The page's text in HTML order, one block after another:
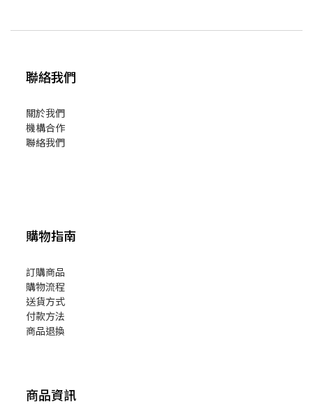
聯絡我們
關於我們
機構合作
聯絡我們
購物指南
訂購商品
購物流程
送貨方式
付款方法
商品退換
商品資訊